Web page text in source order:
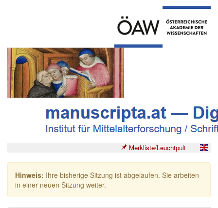
Merkliste/Leuchtpult
Hinweis: Ihre bisherige Sitzung ist abgelaufen. Sie arbeiten
in einer neuen Sitzung weiter.